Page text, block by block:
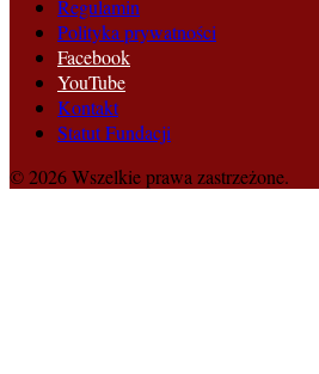
Regulamin
Polityka prywatności
Facebook
YouTube
Kontakt
Statut Fundacji
© 2026 Wszelkie prawa zastrzeżone.